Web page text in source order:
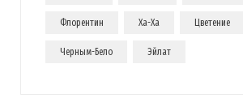
Флорентин Ха-Ха Цветение
Черным-Бело Эйлат